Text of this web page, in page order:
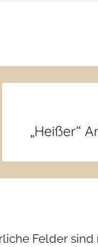
„Heißer“
Felder sind